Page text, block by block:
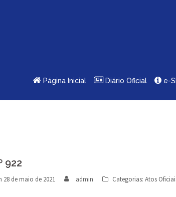
Página Inicial Diário Oficial e-
922
28 de maio de 2021 admin Categorias: Atos